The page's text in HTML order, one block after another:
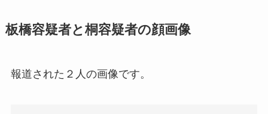
板橋容疑者と桐容疑者の顔画像
報道された２人の画像です。